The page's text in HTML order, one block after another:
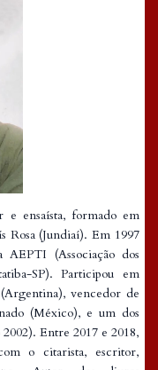
e ensaísta, formado em
Rosa (Jundiaí). Em 1997
(Associação dos
SP). Participou em
(Argentina), vencedor de
(México), e um dos
Entre 2017 e 2018,
o citarista, escritor,